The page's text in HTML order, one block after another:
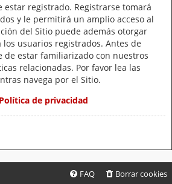
estar registrado. Registrarse tomará
y le permitirá un amplio acceso al
del Sitio puede además otorgar
usuarios registrados. Antes de
de estar familiarizado con nuestros
relacionadas. Por favor lea las
navega por el Sitio.
Política de privacidad
Borrar cookies
FAQ